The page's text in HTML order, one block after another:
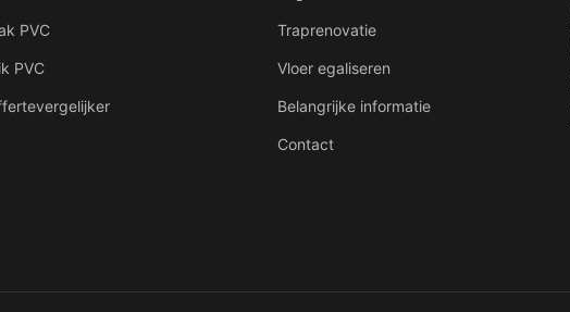
PVC
PVC
Traprenovatie
Vloer egaliseren
Belangrijke informatie
Contact